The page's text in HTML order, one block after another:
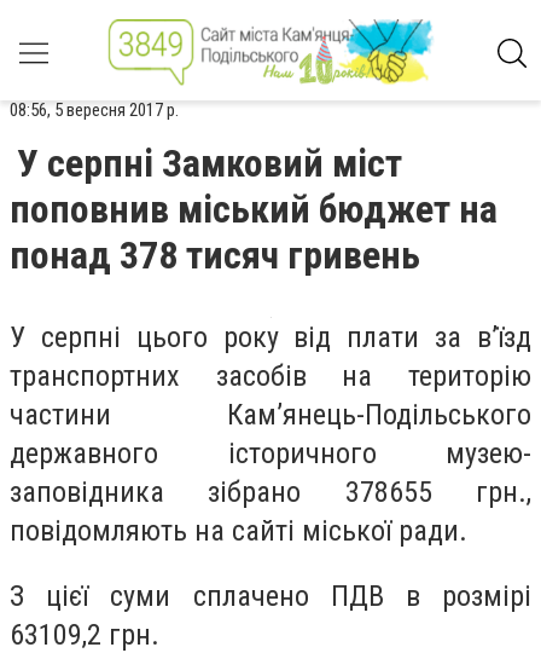
08:56, 5 вересня 2017 р.
У серпні Замковий міст
поповнив міський бюджет на
понад 378 тисяч гривень
У серпні цього року від плати за в’їзд
транспортних засобів на територію
частини Кам’янець-Подільського
державного історичного музею-
заповідника зібрано 378655 грн.,
повідомляють на сайті міської ради.
З цієї суми сплачено ПДВ в розмірі
63109,2 грн.